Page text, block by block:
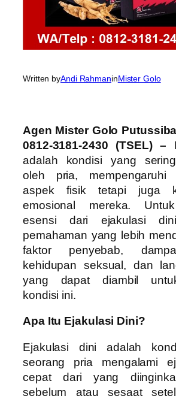
Written byAndi RahmaninMister Golo
Agen Mister Golo
0812-3181-2430 (TSEL) –
adalah kondisi yang
oleh pria, mempengaruhi
aspek fisik tetapi juga
emosional mereka.
esensi dari ejakulasi
pemahaman yang lebih
faktor penyebab,
kehidupan seksual, dan
yang dapat diambil
kondisi ini.
Apa Itu Ejakulasi Dini?
Ejakulasi dini adalah
seorang pria mengalami
cepat dari yang
sebelum atau sesaat